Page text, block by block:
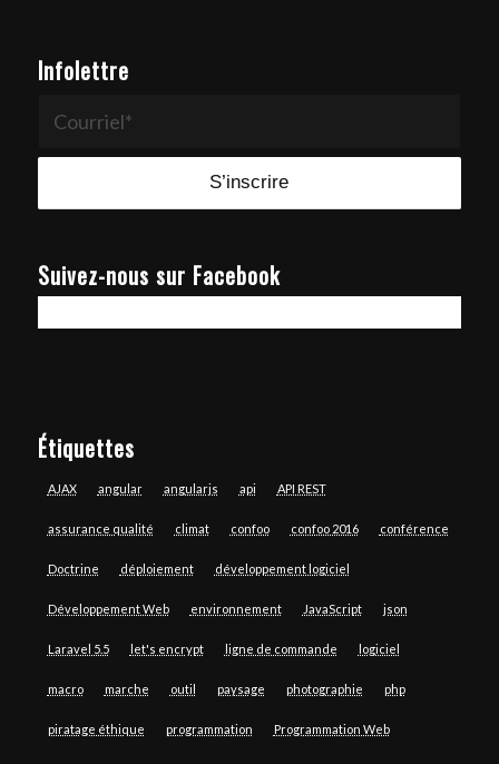
Infolettre
Suivez-nous sur Facebook
Étiquettes
AJAX angular angularjs api API REST
assurance qualité climat confoo confoo 2016 conférence
Doctrine déploiement développement logiciel
Développement Web environnement JavaScript json
Laravel 5.5 let's encrypt ligne de commande logiciel
macro marche outil paysage photographie php
piratage éthique programmation Programmation Web